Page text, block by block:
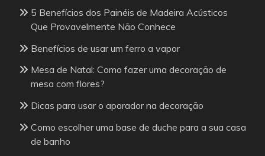
5 Benefícios dos Painéis de Madeira Acústicos
Que Provavelmente Não Conhece
Benefícios de usar um ferro a vapor
Mesa de Natal: Como fazer uma decoração de
mesa com flores?
Dicas para usar o aparador na decoração
Como escolher uma base de duche para a sua casa
de banho